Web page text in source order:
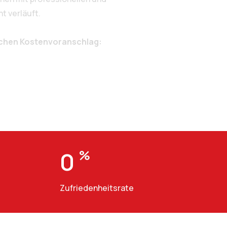
verläuft.
Kostenvoranschlag:
0 %
Zufriedenheitsrate